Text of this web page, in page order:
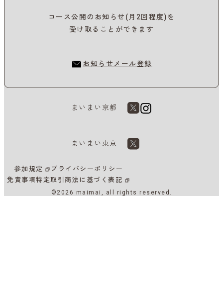
コース公開のお知らせ(月2回程度)を
受け取ることができます
お知らせメール登録
まいまい京都
まいまい東京
参加規定
プライバシーポリシー
免責事項特定取引商法に基づく表記
©2026 maimai, all rights reserved.